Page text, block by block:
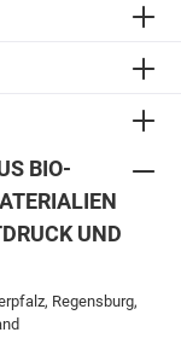
BIO-
UND
Regensburg,